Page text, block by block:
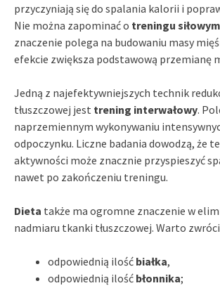
przyczyniają się do spalania kalorii i
Nie można zapominać o treningu siłowym
znaczenie polega na budowaniu masy
efekcie zwiększa podstawową przemianę
Jedną z najefektywniejszych technik
tłuszczowej jest trening interwałowy.
naprzemiennym wykonywaniu
odpoczynku. Liczne badania dowodzą, że
aktywności może znacznie przyspieszyć
nawet po zakończeniu treningu.
Dieta także ma ogromne znaczenie w
nadmiaru tkanki tłuszczowej. Warto
odpowiednią ilość białka,
odpowiednią ilość błonnika;